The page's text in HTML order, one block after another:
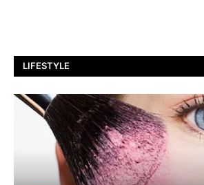
LIFESTYLE